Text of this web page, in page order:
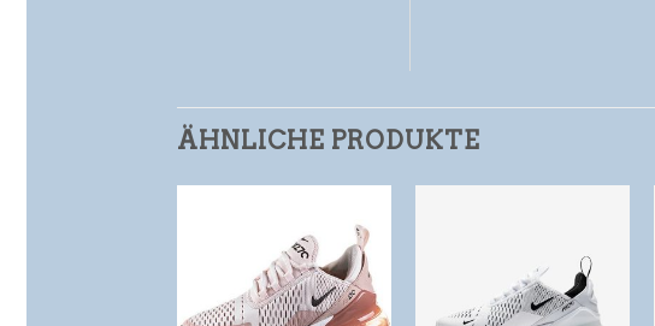
ÄHNLICHE PRODUKTE